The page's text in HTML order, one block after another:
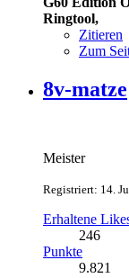
Ringtool,
Zitieren
Zum
8v-matze
Meister
Registriert: 14.
Erhaltene
246
Punkte
9.821